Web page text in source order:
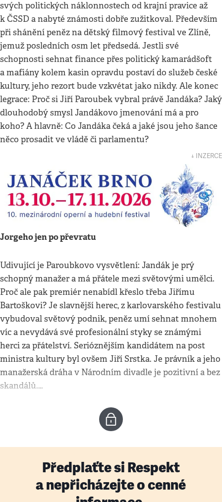
svých politických náklonnostech od krajní pravice až
k ČSSD a nabyté známosti dobře zužitkoval. Především
při shánění peněz na dětský filmový festival ve Zlíně,
jemuž posledních osm let předsedá. Jestli své
schopnosti sehnat finance přes politický kamarádšoft
a mafiány kolem kasin opravdu postaví do služeb české
kultury, jeho rezort bude vzkvétat jako nikdy. Ale konec
legrace: Proč si Jiří Paroubek vybral právě Jandáka? Jaký
dlouhodobý smysl Jandákovo jmenování má a pro
koho? A hlavně: Co Jandáka čeká a jaké jsou jeho šance
něco prosadit ve vládě či parlamentu?
↓ INZERCE
Jorgeho jen po převratu
Udivující je Paroubkovo vysvětlení: Jandák je prý
schopný manažer a má přátele mezi světovými umělci.
Proč ale pak premiér nenabídl křeslo třeba Jiřímu
Bartoškovi? Je slavnější herec, z karlovarského festivalu
vybudoval světový podnik, peněz umí sehnat mnohem
víc a nevydává své profesionální styky se známými
herci za přátelství. Serióznějším kandidátem na post
ministra kultury byl ovšem Jiří Srstka. Je právník a jeho
manažerská dráha v Národním divadle je pozitivní a bez
skandálů.…
Předplaťte si Respekt
a nepřicházejte o cenné